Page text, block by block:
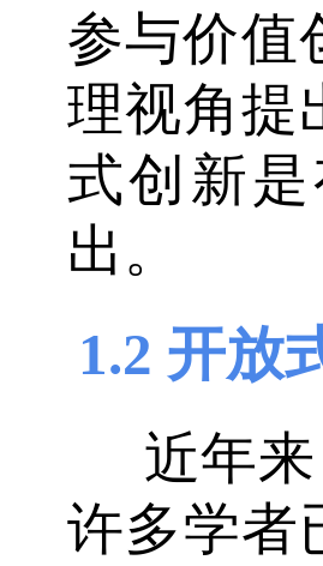
参与价值
理视角提
式创新
出。
1.2 开放
近年
许多学者